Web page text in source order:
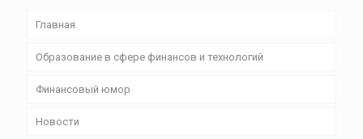
Главная
Образование в сфере финансов и технологий
Финансовый юмор
Новости